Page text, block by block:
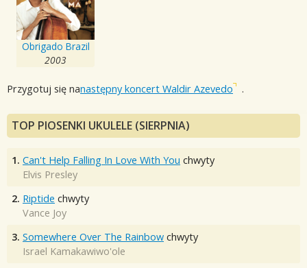
Obrigado Brazil
2003
Przygotuj się nanastępny koncert Waldir Azevedo .
TOP PIOSENKI UKULELE (SIERPNIA)
1. Can't Help Falling In Love With You chwyty
Elvis Presley
2. Riptide chwyty
Vance Joy
3. Somewhere Over The Rainbow chwyty
Israel Kamakawiwo'ole